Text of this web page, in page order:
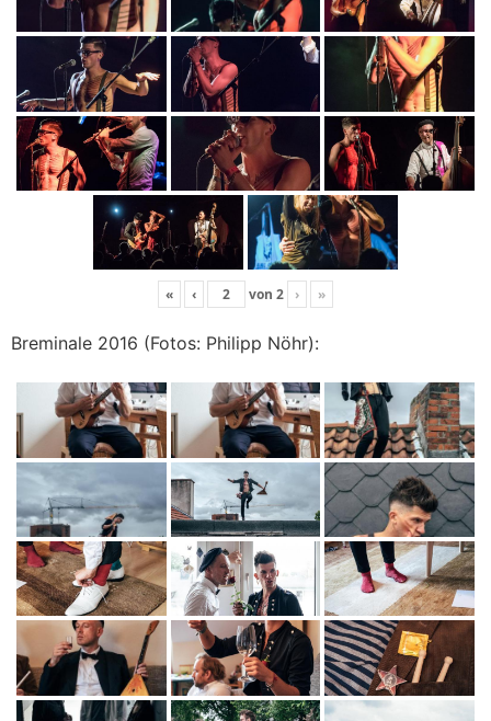
« ‹ von 2 › »
Breminale 2016 (Fotos: Philipp Nöhr):